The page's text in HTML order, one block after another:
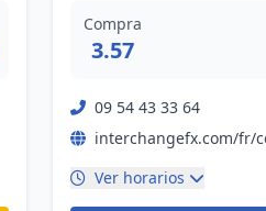
Compra
3.57
09 54 43 33 64
interchangefx.com/fr/
Ver horarios